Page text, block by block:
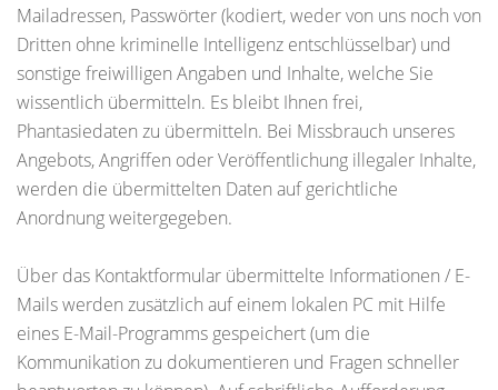
Mailadressen, Passwörter (kodiert, weder von uns noch von
Dritten ohne kriminelle Intelligenz entschlüsselbar) und
sonstige freiwilligen Angaben und Inhalte, welche Sie
wissentlich übermitteln. Es bleibt Ihnen frei,
Phantasiedaten zu übermitteln. Bei Missbrauch unseres
Angebots, Angriffen oder Veröffentlichung illegaler Inhalte,
werden die übermittelten Daten auf gerichtliche
Anordnung weitergegeben.
Über das Kontaktformular übermittelte Informationen / E-
Mails werden zusätzlich auf einem lokalen PC mit Hilfe
eines E-Mail-Programms gespeichert (um die
Kommunikation zu dokumentieren und Fragen schneller